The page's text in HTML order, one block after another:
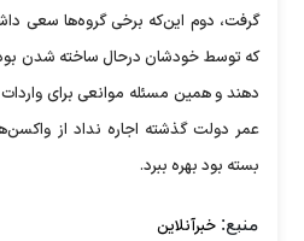
گرفت، دوم این‌که برخی گروه‌ها سعی
که توسط خودشان درحال ساخته شدن بود
دهند و همین مسئله موانعی برای
عمر دولت گذشته اجاره نداد از
بسته بود بهره ببرد.
منبع: خبرآنلاین